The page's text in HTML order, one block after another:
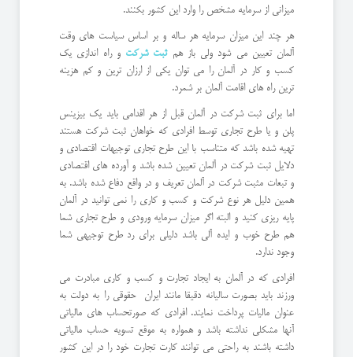
میزانی از سرمایه مشخص را وارد این کشور بکنند.
هر چند این میزان سرمایه هر ساله و بر اساس سیاست های وقت
آلمان تعیین می شود ولی باز همثبت شرکت و راه اندازی یک
کسب و کار در آلمان را می توان یکی از ارزان ترین و کم هزینه
ترین راه های اقامت آلمان بر شمرد.
اما برای ثبت شرکت در آلمان قبل از هر اقدامی باید یک بیزینس
پلن و یا طرح تجاری توسط افرادی که خواهان ثبت شرکت هستند
تهیه شده باشد که متناسب با این طرح تجاری توجیهات اقتصادی و
دلایل ثبت شرکت در آلمان تعیین شده باشد و آورده های اقتصادی
و تبعات مثبت شرکت در آلمان تعریف و در واقع دفاع شده باشد. به
همین دلیل هر نوع شرکت و کسب و کاری را نمی توانید در آلمان
پایه ریزی کنید و البته اگر میزان سرمایه ورودی و طرح تجاری شما
هم طرح خوب و ایده آلی باشد دلیلی برای رد طرح توجیهی شما
وجود ندارد.
افرادی که در آلمان به ایجاد تجارت و کسب و کاری مبادرت می
ورزند باید بصورت سالیانه دقیقا مانند ایران حقوقی را به دولت به
عنوان مالیات پرداخت نمایند. افرادی که صورتحساب های مالیاتی
آنها مشکلی نداشته باشد و همواره به موقع تسویه حساب مالیاتی
داشته باشند به راحتی می توانند کارت تجارت خود را در این کشور